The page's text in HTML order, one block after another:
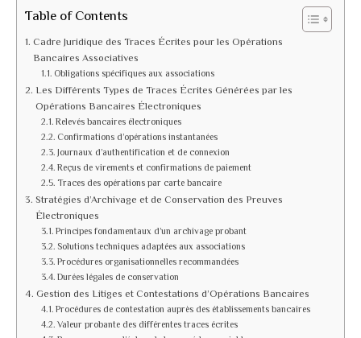
Table of Contents
Cadre Juridique des Traces Écrites pour les Opérations
Bancaires Associatives
Obligations spécifiques aux associations
Les Différents Types de Traces Écrites Générées par les
Opérations Bancaires Électroniques
Relevés bancaires électroniques
Confirmations d’opérations instantanées
Journaux d’authentification et de connexion
Reçus de virements et confirmations de paiement
Traces des opérations par carte bancaire
Stratégies d’Archivage et de Conservation des Preuves
Électroniques
Principes fondamentaux d’un archivage probant
Solutions techniques adaptées aux associations
Procédures organisationnelles recommandées
Durées légales de conservation
Gestion des Litiges et Contestations d’Opérations Bancaires
Procédures de contestation auprès des établissements bancaires
Valeur probante des différentes traces écrites